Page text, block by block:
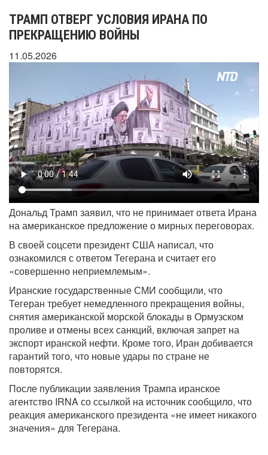
ТРАМП ОТВЕРГ УСЛОВИЯ ИРАНА ПО
ПРЕКРАЩЕНИЮ ВОЙНЫ
11.05.2026
Дональд Трамп заявил, что не принимает ответа Ирана
на американское предложение о мирных переговорах.
В своей соцсети президент США написал, что
ознакомился с ответом Тегерана и считает его
«совершенно неприемлемым».
Иранские государственные СМИ сообщили, что
Тегеран требует немедленного прекращения войны,
снятия американской морской блокады в Ормузском
проливе и отмены всех санкций, включая запрет на
экспорт иранской нефти. Кроме того, Иран добивается
гарантий того, что новые удары по стране не
повторятся.
После публикации заявления Трампа иранское
агентство IRNA со ссылкой на источник сообщило, что
реакция американского президента «не имеет никакого
значения» для Тегерана.